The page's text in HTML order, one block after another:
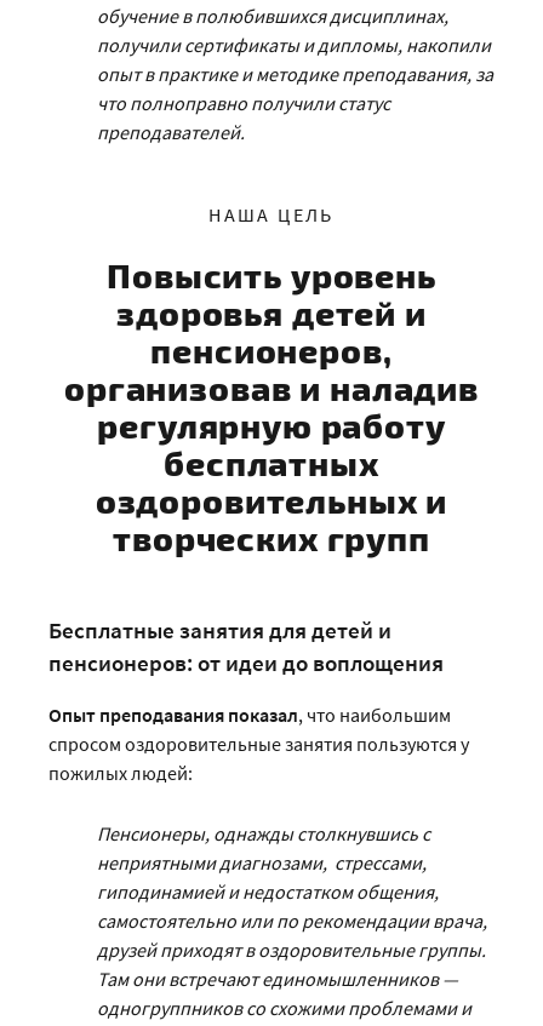
обучение в полюбившихся дисциплинах,
получили сертификаты и дипломы, накопили
опыт в практике и методике преподавания, за
что полноправно получили статус
преподавателей.
НАША ЦЕЛЬ
Повысить уровень
здоровья детей и
пенсионеров,
организовав и наладив
регулярную работу
бесплатных
оздоровительных и
творческих групп
Бесплатные занятия для детей и
пенсионеров: от идеи до воплощения
Опыт преподавания показал, что наибольшим
спросом оздоровительные занятия пользуются у
пожилых людей:
Пенсионеры, однажды столкнувшись с
неприятными диагнозами, стрессами,
гиподинамией и недостатком общения,
самостоятельно или по рекомендации врача,
друзей приходят в оздоровительные группы.
Там они встречают единомышленников —
одногруппников со схожими проблемами и